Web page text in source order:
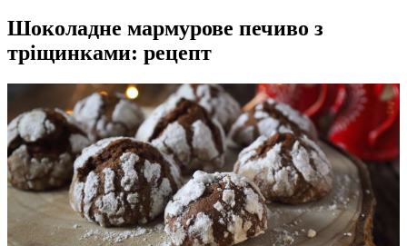
Шоколадне мармурове печиво з
тріщинками: рецепт